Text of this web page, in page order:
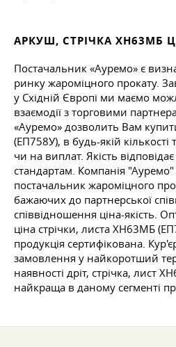
АРКУШ, СТРІЧКА ХН63МБ
Постачальник «Ауремо» є
ринку жароміцного прокату.
у Східній Європі ми маємо
взаємодії з торговими
«Ауремо» дозволить Вам
(ЕП758У), в будь-якій кількості
чи на виплат. Якість
стандартам. Компанія
постачальник жароміцного
бажаючих до партнерської
співвідношення ціна-якість.
ціна стрічки, листа ХН63МБ
продукція сертифікована.
замовлення у найкоротший
наявності дріт, стрічка, лист
найкраща в даному сегменті